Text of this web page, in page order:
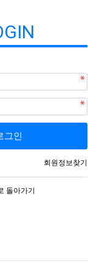
그인
회원정보찾기
돌아가기